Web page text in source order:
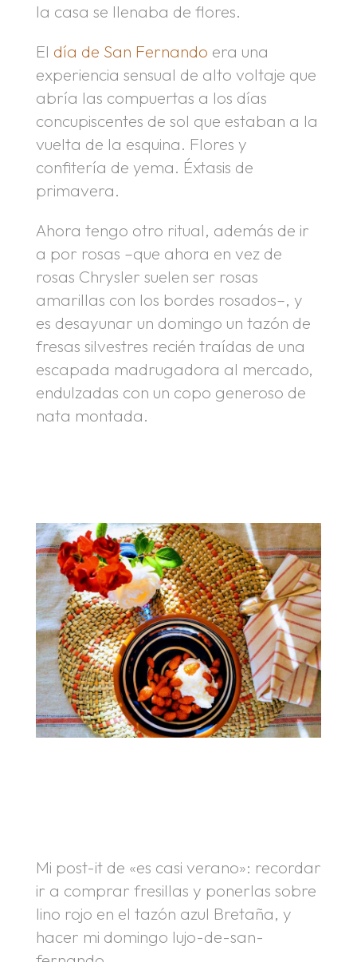
la casa se llenaba de flores.
El día de San Fernando era una
experiencia sensual de alto voltaje que
abría las compuertas a los días
concupiscentes de sol que estaban a la
vuelta de la esquina. Flores y
confitería de yema. Éxtasis de
primavera.
Ahora tengo otro ritual, además de ir
a por rosas –que ahora en vez de
rosas Chrysler suelen ser rosas
amarillas con los bordes rosados–, y
es desayunar un domingo un tazón de
fresas silvestres recién traídas de una
escapada madrugadora al mercado,
endulzadas con un copo generoso de
nata montada.
Mi post-it de «es casi verano»: recordar
ir a comprar fresillas y ponerlas sobre
lino rojo en el tazón azul Bretaña, y
hacer mi domingo lujo-de-san-